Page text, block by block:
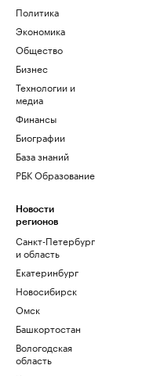
Политика
Экономика
Общество
Бизнес
Технологии и
медиа
Финансы
Биографии
База знаний
РБК Образование
Новости
регионов
Санкт-Петербург
и область
Екатеринбург
Новосибирск
Омск
Башкортостан
Вологодская
область